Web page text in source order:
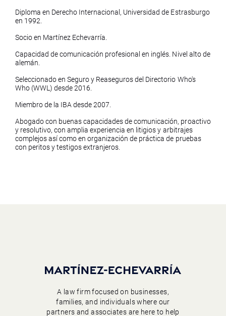
Diploma en Derecho Internacional, Universidad de Estrasburgo
en 1992.
Socio en Martínez Echevarría.
Capacidad de comunicación profesional en inglés. Nivel alto de
alemán.
Seleccionado en Seguro y Reaseguros del Directorio Who's
Who (WWL) desde 2016.
Miembro de la IBA desde 2007.
Abogado con buenas capacidades de comunicación, proactivo
y resolutivo, con amplia experiencia en litigios y arbitrajes
complejos así como en organización de práctica de pruebas
con peritos y testigos extranjeros.
A law firm focused on businesses,
families, and individuals where our
partners and associates are here to help